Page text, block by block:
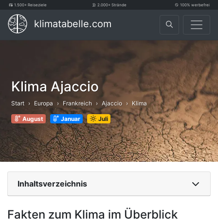
1.500+ Reiseziele 2.000+ Strände 100% werbefrei
klimatabelle.com
Klima Ajaccio
Start Europa Frankreich Ajaccio Klima
August Januar Juli
Inhaltsverzeichnis
Fakten zum Klima im Überblick